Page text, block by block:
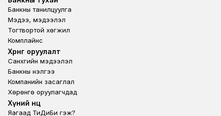
Банкны танилцуулга
Мэдээ, мэдээлэл
Тогтвортой хөгжил
Комплайнс
Footer third
Хөрөнгө оруулалт
Санхүүгийн мэдээлэл
Банкны үнэлгээ
Компанийн засаглал
Хөрөнгө оруулагчдад
Footer second
Хүний нөөц
Яагаад ТиДиБи гэж?